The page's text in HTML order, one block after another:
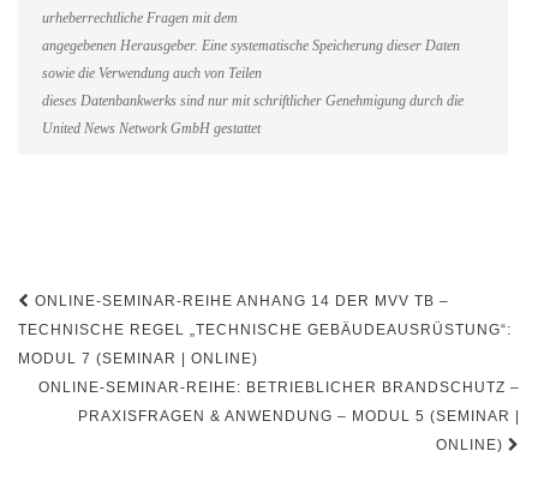
urheberrechtliche Fragen mit dem
angegebenen Herausgeber. Eine systematische Speicherung dieser Daten
sowie die Verwendung auch von Teilen
dieses Datenbankwerks sind nur mit schriftlicher Genehmigung durch die
United News Network GmbH gestattet
Beitragsnavigation
ONLINE-SEMINAR-REIHE ANHANG 14 DER MVV TB –
TECHNISCHE REGEL „TECHNISCHE GEBÄUDEAUSRÜSTUNG“:
MODUL 7 (SEMINAR | ONLINE)
ONLINE-SEMINAR-REIHE: BETRIEBLICHER BRANDSCHUTZ –
PRAXISFRAGEN & ANWENDUNG – MODUL 5 (SEMINAR |
ONLINE)